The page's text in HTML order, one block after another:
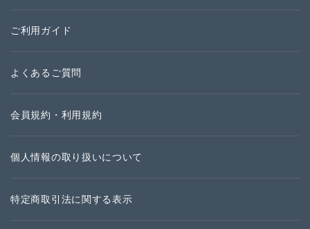
ご利用ガイド
よくあるご質問
会員規約・利用規約
個人情報の取り扱いについて
特定商取引法に関する表示